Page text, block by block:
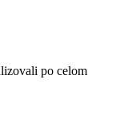
po celom